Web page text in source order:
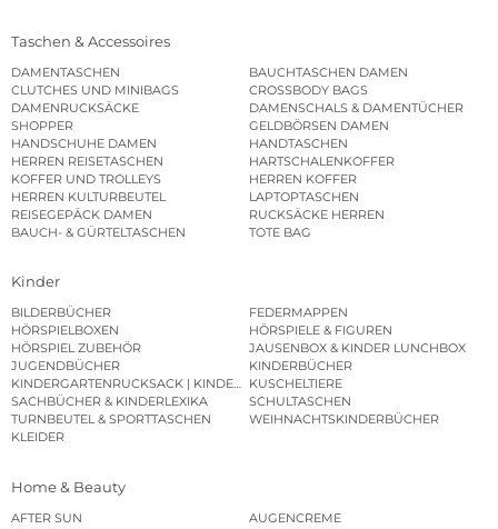
Taschen & Accessoires
DAMENTASCHEN
BAUCHTASCHEN DAMEN
CLUTCHES UND MINIBAGS
CROSSBODY BAGS
DAMENRUCKSÄCKE
DAMENSCHALS & DAMENTÜCHER
SHOPPER
GELDBÖRSEN DAMEN
HANDSCHUHE DAMEN
HANDTASCHEN
HERREN REISETASCHEN
HARTSCHALENKOFFER
KOFFER UND TROLLEYS
HERREN KOFFER
HERREN KULTURBEUTEL
LAPTOPTASCHEN
REISEGEPÄCK DAMEN
RUCKSÄCKE HERREN
BAUCH- & GÜRTELTASCHEN
TOTE BAG
Kinder
BILDERBÜCHER
FEDERMAPPEN
HÖRSPIELBOXEN
HÖRSPIELE & FIGUREN
HÖRSPIEL ZUBEHÖR
JAUSENBOX & KINDER LUNCHBOX
JUGENDBÜCHER
KINDERBÜCHER
KINDERGARTENRUCKSACK | KINDERGARTENBEUTEL
KUSCHELTIERE
SACHBÜCHER & KINDERLEXIKA
SCHULTASCHEN
TURNBEUTEL & SPORTTASCHEN
WEIHNACHTSKINDERBÜCHER
KLEIDER
Home & Beauty
AFTER SUN
AUGENCREME